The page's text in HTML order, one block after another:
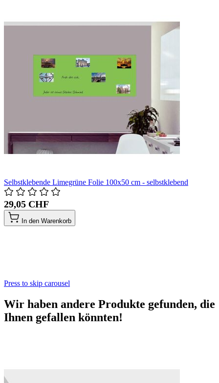
Selbstklebende Limegrüne Folie 100x50 cm - selbstklebend
29,05 CHF
In den Warenkorb
Press to skip carousel
Wir haben andere Produkte gefunden, die
Ihnen gefallen könnten!